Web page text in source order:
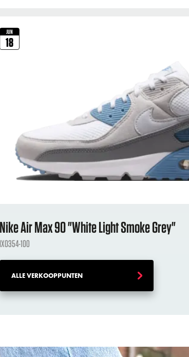
JUN
18
Nike Air Max 90 "White Light Smoke Grey"
IX0354-100
ALLE VERKOOPPUNTEN